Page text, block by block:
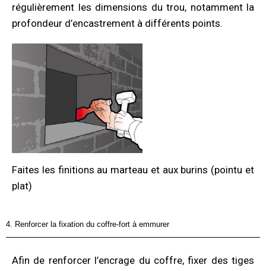
régulièrement les dimensions du trou, notamment la
profondeur d’encastrement à différents points.
Faites les finitions au marteau et aux burins (pointu et
plat)
4. Renforcer la fixation du coffre-fort à emmurer
Afin de renforcer l’encrage du coffre, fixer des tiges